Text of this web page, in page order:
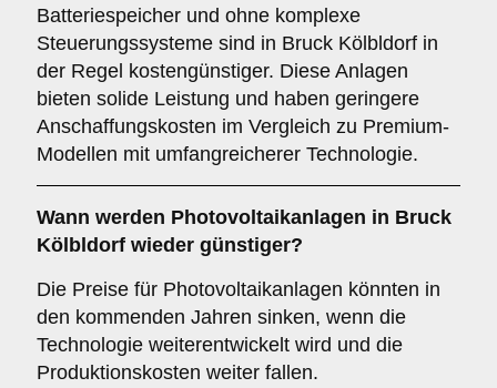
Batteriespeicher und ohne komplexe
Steuerungssysteme sind in Bruck Kölbldorf in
der Regel kostengünstiger. Diese Anlagen
bieten solide Leistung und haben geringere
Anschaffungskosten im Vergleich zu Premium-
Modellen mit umfangreicherer Technologie.
Wann werden Photovoltaikanlagen in Bruck
Kölbldorf wieder günstiger?
Die Preise für Photovoltaikanlagen könnten in
den kommenden Jahren sinken, wenn die
Technologie weiterentwickelt wird und die
Produktionskosten weiter fallen.